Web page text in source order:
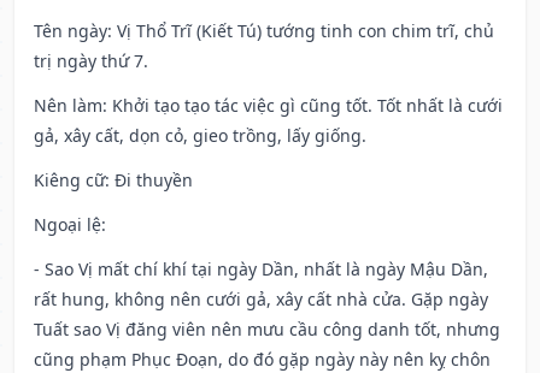
Tên ngày: Vị Thổ Trĩ (Kiết Tú) tướng tinh con chim trĩ, chủ
trị ngày thứ 7.
Nên làm: Khởi tạo tạo tác việc gì cũng tốt. Tốt nhất là cưới
gả, xây cất, dọn cỏ, gieo trồng, lấy giống.
Kiêng cữ: Đi thuyền
Ngoại lệ:
- Sao Vị mất chí khí tại ngày Dần, nhất là ngày Mậu Dần,
rất hung, không nên cưới gả, xây cất nhà cửa. Gặp ngày
Tuất sao Vị đăng viên nên mưu cầu công danh tốt, nhưng
cũng phạm Phục Đoạn, do đó gặp ngày này nên kỵ chôn